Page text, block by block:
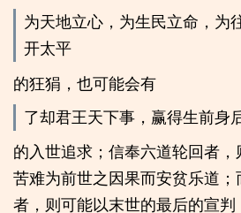
为天地立心，为生民立命，为
开太平
的狂狷，也可能会有
了却君王天下事，赢得生前身
的入世追求；信奉六道轮回者
苦难为前世之因果而安贫乐道
者，则可能以末世的最后的宣判